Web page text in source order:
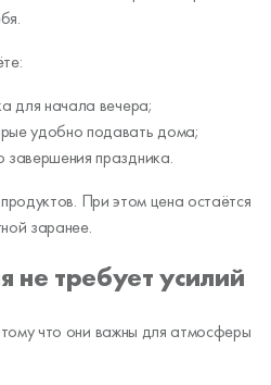
для начала вечера;
удобно подавать дома;
завершения праздника.
При этом цена остаётся
заранее.
не требует усилий
что они важны для атмосферы